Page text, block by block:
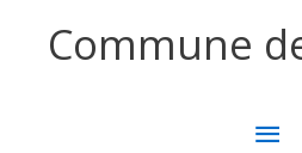
Commune
MENU